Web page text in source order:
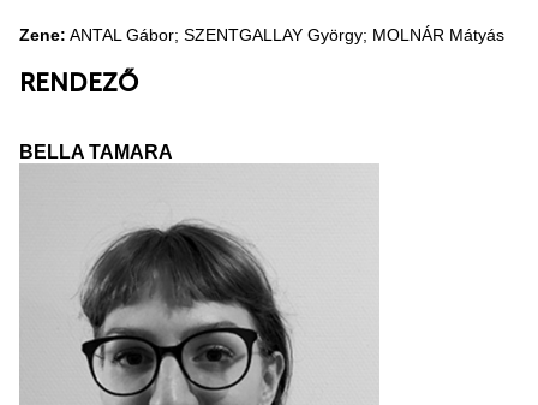
Zene: ANTAL Gábor; SZENTGALLAY György; MOLNÁR Mátyás
RENDEZŐ
BELLA TAMARA